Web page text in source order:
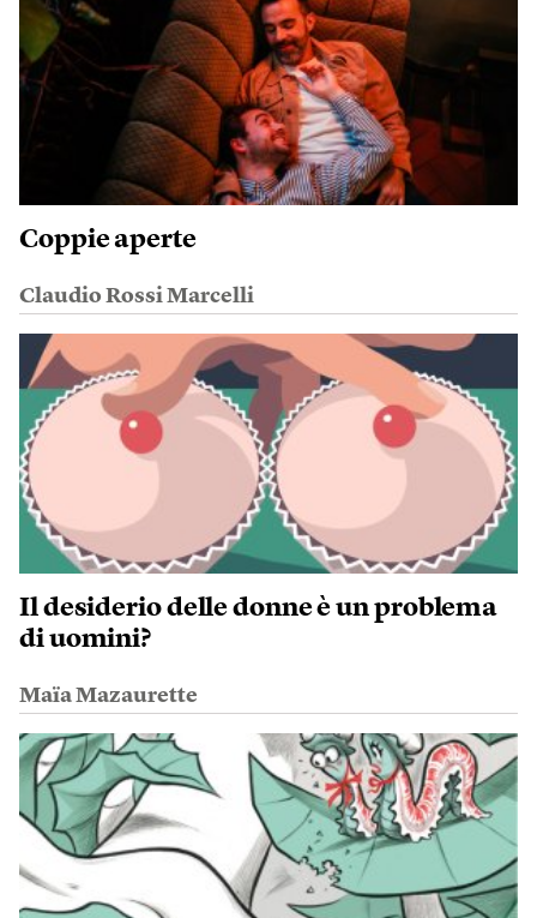
Coppie aperte
Claudio Rossi Marcelli
Il desiderio delle donne è un problema
di uomini?
Maïa Mazaurette